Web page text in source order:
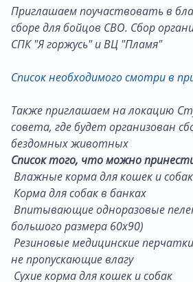
Приглашаем поучаствовать в
сборе для бойцов СВО. Сбор
СПК "Я горжусь" и ВЦ "Пламя"
Список необходимого смотри в
Также приглашаем на локацию
совета, где будет организован
бездомных животных
Список того, что можно
Влажные корма для кошек и собак
Корма для собак в банках
Впитывающие одноразовые
большого размера 60х90)
Резиновые медицинские
не пропускающие влагу
Сухие корма для кошек и собак